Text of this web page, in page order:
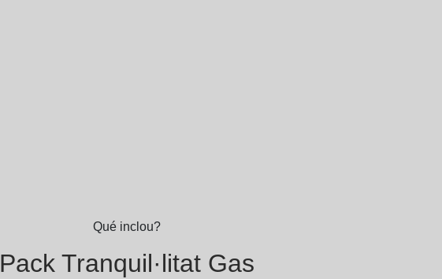
Qué inclou?
Pack Tranquil·litat Gas